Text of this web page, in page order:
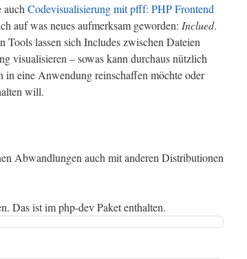
auch Codevisualisierung mit pfff: PHP Frontend
auf was neues aufmerksam geworden: Inclued.
Tools lassen sich Includes zwischen Dateien
visualisieren – sowas kann durchaus nützlich
in eine Anwendung reinschaffen möchte oder
will.
Abwandlungen auch mit anderen Distributionen
Das ist im php-dev Paket enthalten.